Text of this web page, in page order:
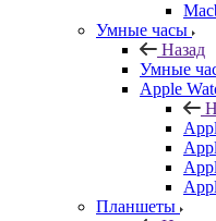
Умные часы
Назад
Умные
Apple
Планшеты